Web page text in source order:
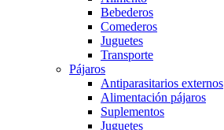
Bebederos
Comederos
Juguetes
Transporte
Pájaros
Antiparasitarios externos
Alimentación pájaros
Suplementos
Juguetes